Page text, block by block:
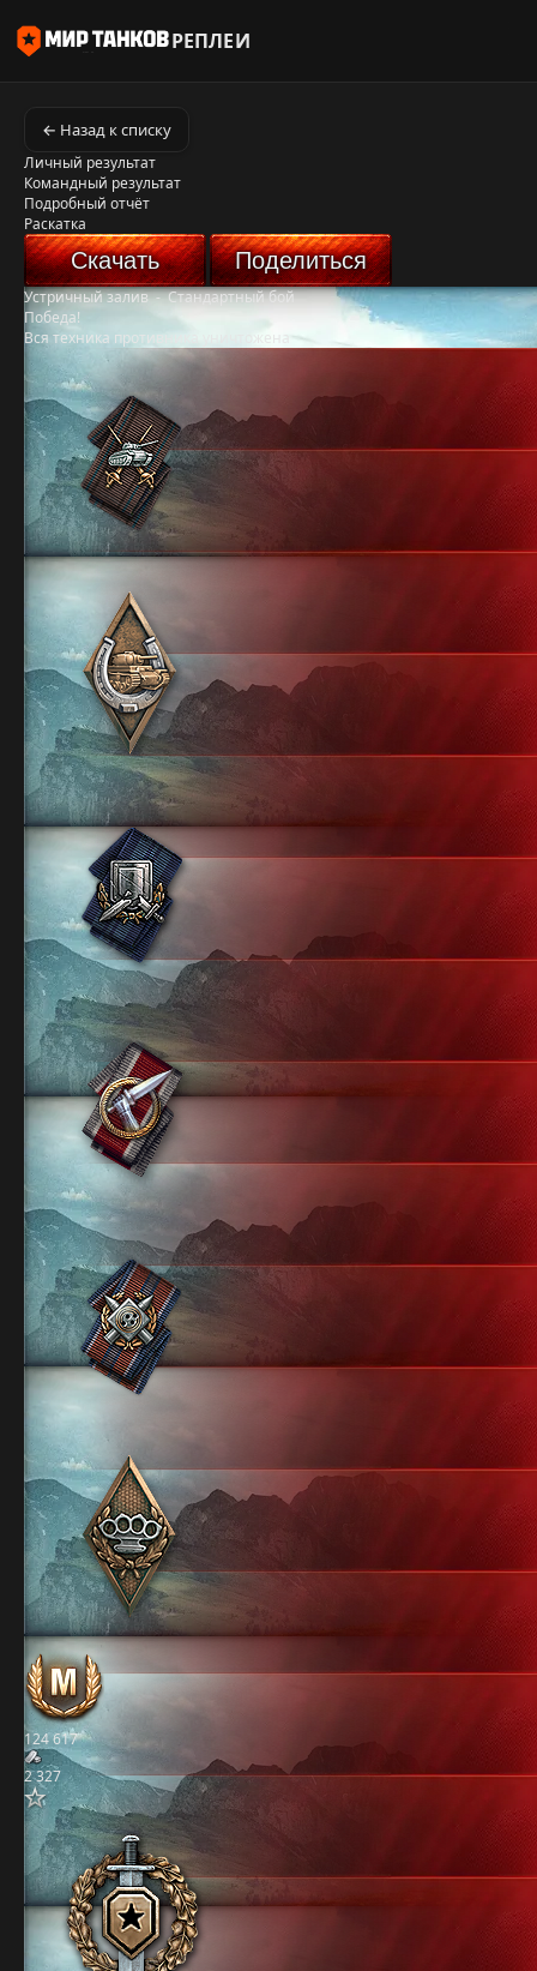
РЕПЛЕИ
← Назад к списку
Личный результат
Командный результат
Подробный отчёт
Раскатка
Скачать Поделиться
Устричный залив-Стандартный бой
Победа!
Вся техника противника уничтожена
124 617
2 327